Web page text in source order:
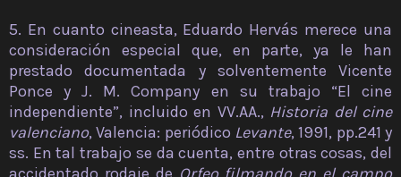
5. En cuanto cineasta, Eduardo Hervás merece una
consideración especial que, en parte, ya le han
prestado documentada y solventemente Vicente
Ponce y J. M. Company en su trabajo “El cine
independiente”, incluido en VV.AA., Historia del cine
valenciano, Valencia: periódico Levante, 1991, pp.241 y
ss. En tal trabajo se da cuenta, entre otras cosas, del